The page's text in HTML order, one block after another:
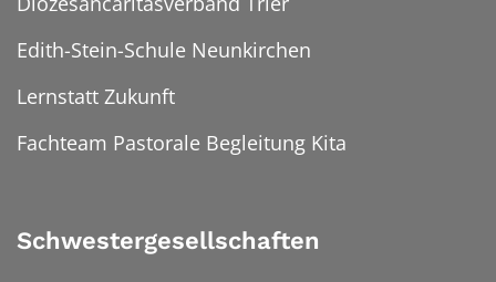
Edith-Stein-Schule Neunkirchen
Lernstatt Zukunft
Fachteam Pastorale Begleitung Kita
Schwestergesellschaften